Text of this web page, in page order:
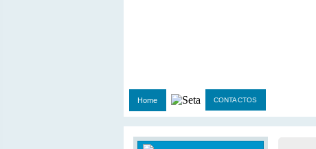
Home CONTACTOS